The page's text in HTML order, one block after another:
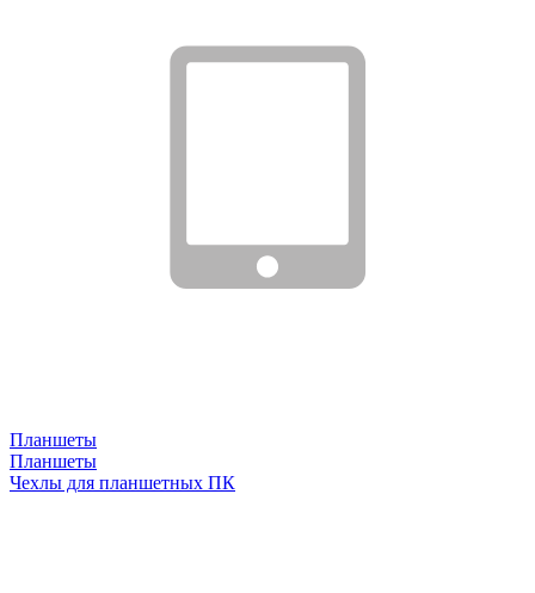
Планшеты
Планшеты
Чехлы для планшетных ПК